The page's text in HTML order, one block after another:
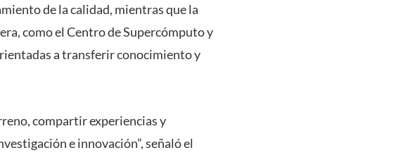
de la calidad, mientras que la
como el Centro de Supercómputo y
a transferir conocimiento y
compartir experiencias y
e innovación”, señaló el